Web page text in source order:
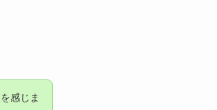
感じま